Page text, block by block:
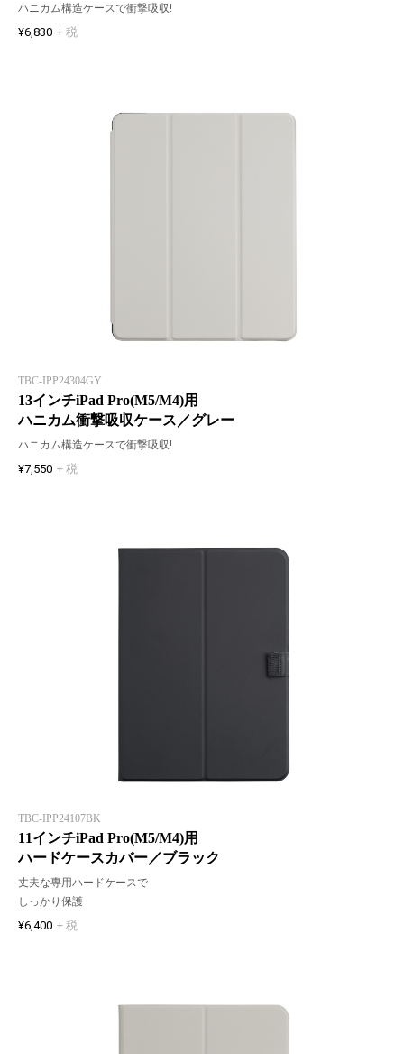
ハニカム構造ケースで衝撃吸収!
¥6,830 + 税
TBC-IPP24304GY
13インチiPad Pro(M5/M4)用
ハニカム衝撃吸収ケース／グレー
ハニカム構造ケースで衝撃吸収!
¥7,550 + 税
TBC-IPP24107BK
11インチiPad Pro(M5/M4)用
ハードケースカバー／ブラック
丈夫な専用ハードケースで
しっかり保護
¥6,400 + 税